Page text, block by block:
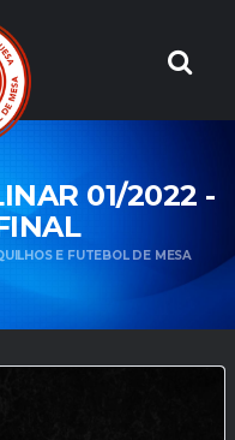
01/2022 -
E FUTEBOL DE MESA